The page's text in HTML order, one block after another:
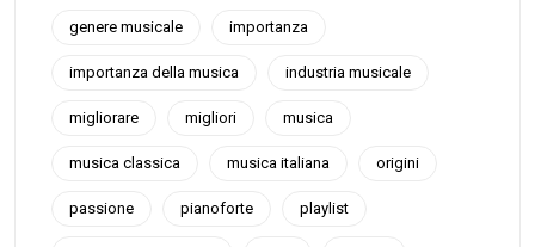
genere musicale importanza
importanza della musica industria musicale
migliorare migliori musica
musica classica musica italiana origini
passione pianoforte playlist